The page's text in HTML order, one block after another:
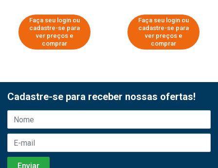
Faça seu login ou
cadastre-se para
ver preços e
comprar
Faça seu login ou
cadastre-se para
ver preços e
comprar
Cadastre-se para receber nossas ofertas!